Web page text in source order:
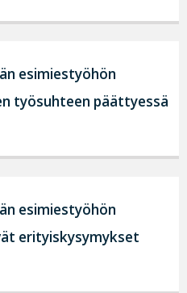
esimiestyöhön
työsuhteen päättyessä
esimiestyöhön
erityiskysymykset